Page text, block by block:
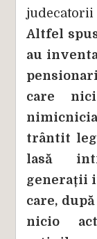
judecatorii
Altfel
au
care
trântit
lasă
generații
care,
nicio